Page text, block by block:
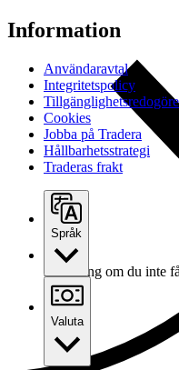
Ersättning om du inte
Information
Användaravtal
Integritetspolicy
Cookies
Jobba på Tradera
Hållbarhetsstrategi
Traderas frakt
Språk
Valuta